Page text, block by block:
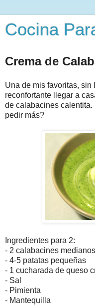
Cocina
Crema de
Una de mis favoritas, sin
reconfortante llegar a
de calabacines
pedir más?
Ingredientes para 2:
- 2 calabacines medianos
- 4-5 patatas pequeñas
- 1 cucharada de queso
- Sal
- Pimienta
- Mantequilla